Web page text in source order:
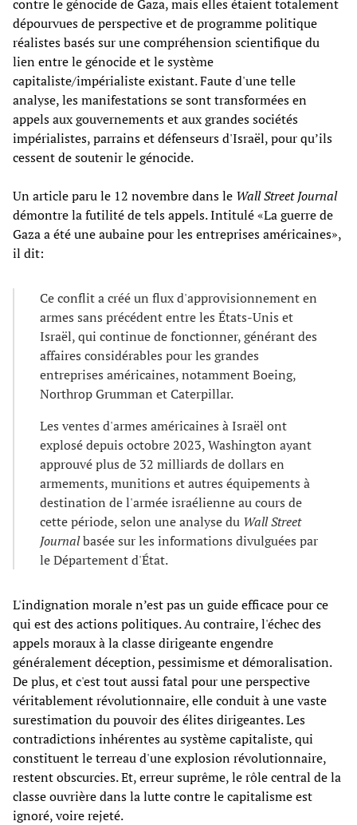
contre le génocide de Gaza, mais elles étaient totalement
dépourvues de perspective et de programme politique
réalistes basés sur une compréhension scientifique du
lien entre le génocide et le système
capitaliste/impérialiste existant. Faute d'une telle
analyse, les manifestations se sont transformées en
appels aux gouvernements et aux grandes sociétés
impérialistes, parrains et défenseurs d'Israël, pour qu’ils
cessent de soutenir le génocide.
Un article paru le 12 novembre dans le Wall Street Journal
démontre la futilité de tels appels. Intitulé «La guerre de
Gaza a été une aubaine pour les entreprises américaines»,
il dit:
Ce conflit a créé un flux d'approvisionnement en
armes sans précédent entre les États-Unis et
Israël, qui continue de fonctionner, générant des
affaires considérables pour les grandes
entreprises américaines, notamment Boeing,
Northrop Grumman et Caterpillar.
Les ventes d'armes américaines à Israël ont
explosé depuis octobre 2023, Washington ayant
approuvé plus de 32 milliards de dollars en
armements, munitions et autres équipements à
destination de l'armée israélienne au cours de
cette période, selon une analyse du Wall Street
Journalbasée sur les informations divulguées par
le Département d'État.
L'indignation morale n’est pas un guide efficace pour ce
qui est des actions politiques. Au contraire, l'échec des
appels moraux à la classe dirigeante engendre
généralement déception, pessimisme et démoralisation.
De plus, et c'est tout aussi fatal pour une perspective
véritablement révolutionnaire, elle conduit à une vaste
surestimation du pouvoir des élites dirigeantes. Les
contradictions inhérentes au système capitaliste, qui
constituent le terreau d'une explosion révolutionnaire,
restent obscurcies. Et, erreur suprême, le rôle central de la
classe ouvrière dans la lutte contre le capitalisme est
ignoré, voire rejeté.